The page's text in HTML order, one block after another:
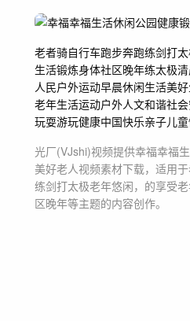
老者骑自行车跑步奔跑练剑打
生活锻炼身体社区晚年练太极
人民户外运动早晨休闲生活美
老年生活运动户外人文和谐社
玩耍游玩健康中国快乐亲子儿童
光厂(VJshi)视频提供幸福幸福
美好老人视频素材下载，适用于
练剑打太极老年悠闲，的享受
区晚年等主题的内容创作。